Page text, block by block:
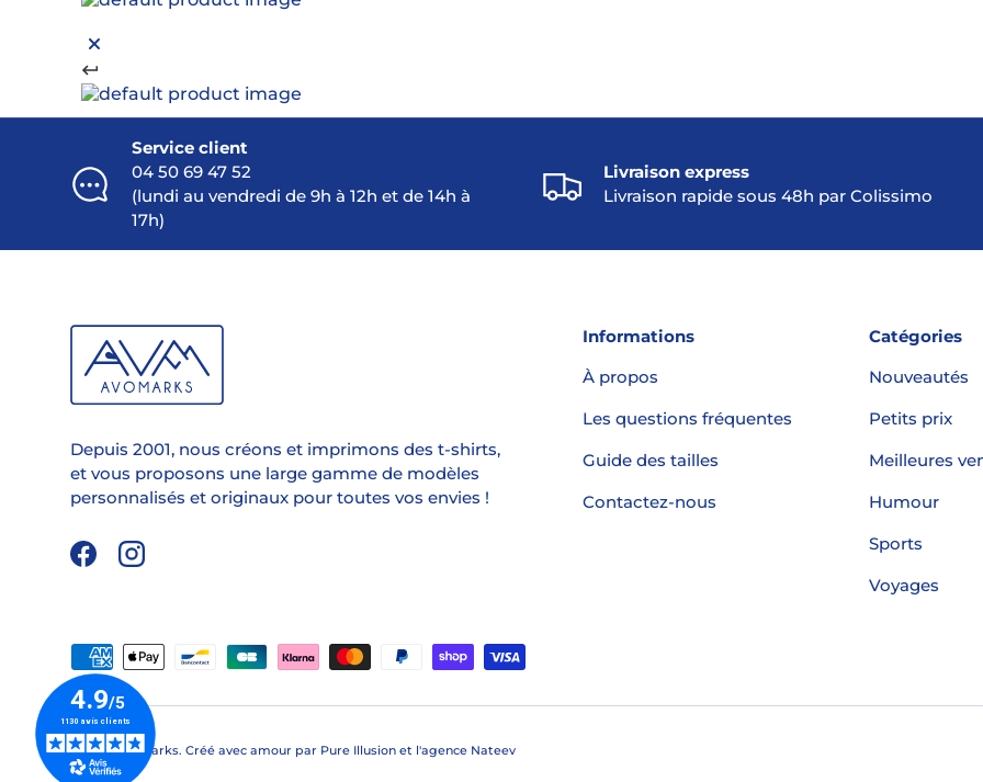
Service client
04 50 69 47 52
(lundi au vendredi de 9h à 12h et de 14h à
17h)
Livraison express
Livraison rapide sous 48h par Colissimo
Depuis 2001, nous créons et imprimons des t-shirts,
et vous proposons une large gamme de modèles
personnalisés et originaux pour toutes vos envies !
FacebookInstagram
Informations
À propos
Les questions fréquentes
Guide des tailles
Contactez-nous
Catégories
Nouveautés
Petits prix
Meilleures
Humour
Sports
Voyages
Moyens de paiement acceptés
© 2026Avomarks. Créé avec amour par Pure Illusion et l'agence Nateev